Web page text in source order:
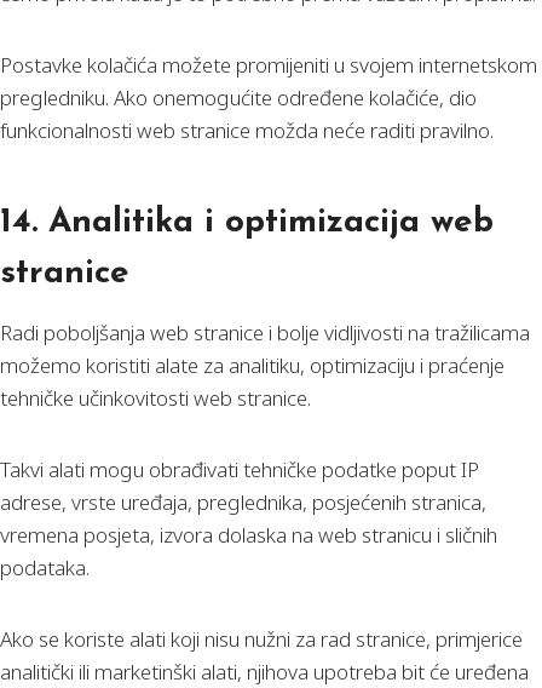
Postavke kolačića možete promijeniti u svojem internetskom
pregledniku. Ako onemogućite određene kolačiće, dio
funkcionalnosti web stranice možda neće raditi pravilno.
14. Analitika i optimizacija web
stranice
Radi poboljšanja web stranice i bolje vidljivosti na tražilicama
možemo koristiti alate za analitiku, optimizaciju i praćenje
tehničke učinkovitosti web stranice.
Takvi alati mogu obrađivati tehničke podatke poput IP
adrese, vrste uređaja, preglednika, posjećenih stranica,
vremena posjeta, izvora dolaska na web stranicu i sličnih
podataka.
Ako se koriste alati koji nisu nužni za rad stranice, primjerice
analitički ili marketinški alati, njihova upotreba bit će uređena